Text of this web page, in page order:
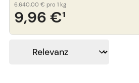
9,96 €¹
6.640,00 € pro 1 kg